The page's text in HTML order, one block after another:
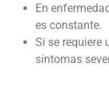
En
es constante.
Si se requiere
síntomas